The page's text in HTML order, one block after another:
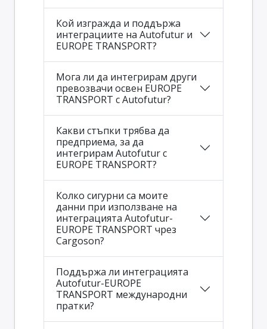
Кой изгражда и поддържа
интеграциите на Autofutur и
EUROPE TRANSPORT?
Мога ли да интегрирам други
превозвачи освен EUROPE
TRANSPORT с Autofutur?
Какви стъпки трябва да
предприема, за да
интегрирам Autofutur с
EUROPE TRANSPORT?
Колко сигурни са моите
данни при използване на
интеграцията Autofutur-
EUROPE TRANSPORT чрез
Cargoson?
Поддържа ли интеграцията
Autofutur-EUROPE
TRANSPORT международни
пратки?